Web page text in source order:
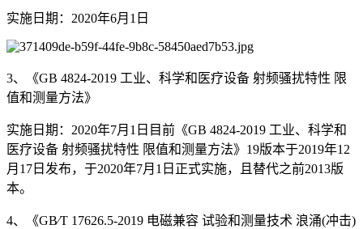
实施日期：2020年6月1日
3、《GB 4824-2019 工业、科学和医疗设备 射频骚扰特性 限
值和测量方法》
实施日期：2020年7月1日目前《GB 4824-2019 工业、科学和
医疗设备 射频骚扰特性 限值和测量方法》19版本于2019年12
月17日发布，于2020年7月1日正式实施，且替代之前2013版
本。
4、《GB∕T 17626.5-2019 电磁兼容 试验和测量技术 浪涌(冲击)